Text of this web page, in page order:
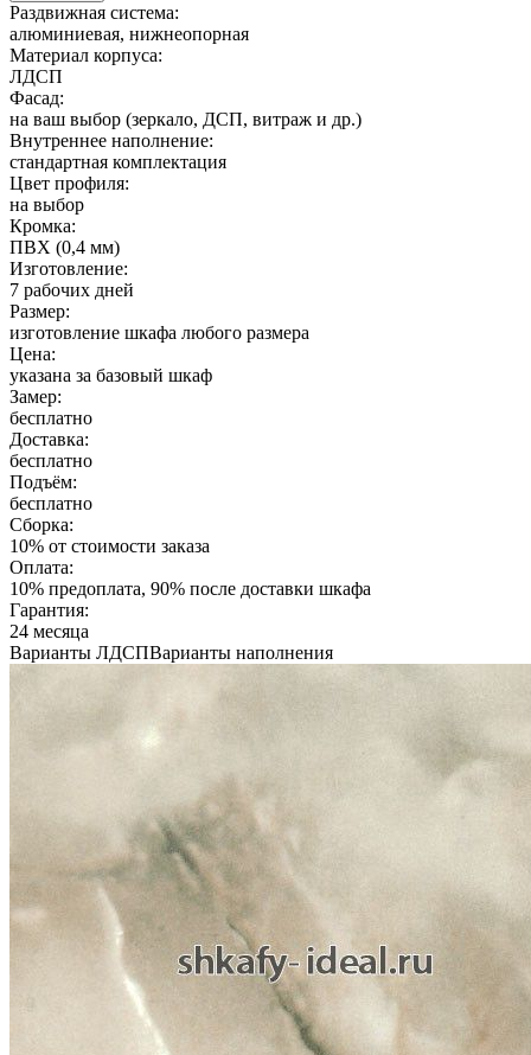
Раздвижная система:
алюминиевая, нижнеопорная
Материал корпуса:
ЛДСП
Фасад:
на ваш выбор (зеркало, ДСП, витраж и др.)
Внутреннее наполнение:
стандартная комплектация
Цвет профиля:
на выбор
Кромка:
ПВХ (0,4 мм)
Изготовление:
7 рабочих дней
Размер:
изготовление шкафа любого размера
Цена:
указана за базовый шкаф
Замер:
бесплатно
Доставка:
бесплатно
Подъём:
бесплатно
Сборка:
10% от стоимости заказа
Оплата:
10% предоплата, 90% после доставки шкафа
Гарантия:
24 месяца
Варианты ЛДСПВарианты наполнения